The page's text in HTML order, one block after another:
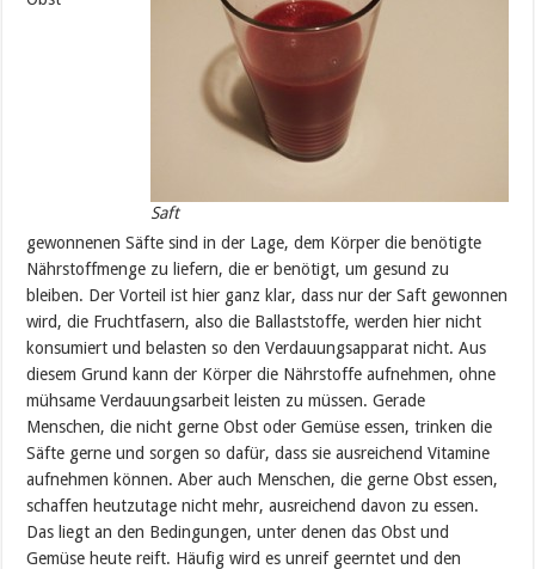
Saft
gewonnenen Säfte sind in der Lage, dem Körper die benötigte
Nährstoffmenge zu liefern, die er benötigt, um gesund zu
bleiben. Der Vorteil ist hier ganz klar, dass nur der Saft gewonnen
wird, die Fruchtfasern, also die Ballaststoffe, werden hier nicht
konsumiert und belasten so den Verdauungsapparat nicht. Aus
diesem Grund kann der Körper die Nährstoffe aufnehmen, ohne
mühsame Verdauungsarbeit leisten zu müssen. Gerade
Menschen, die nicht gerne Obst oder Gemüse essen, trinken die
Säfte gerne und sorgen so dafür, dass sie ausreichend Vitamine
aufnehmen können. Aber auch Menschen, die gerne Obst essen,
schaffen heutzutage nicht mehr, ausreichend davon zu essen.
Das liegt an den Bedingungen, unter denen das Obst und
Gemüse heute reift. Häufig wird es unreif geerntet und den